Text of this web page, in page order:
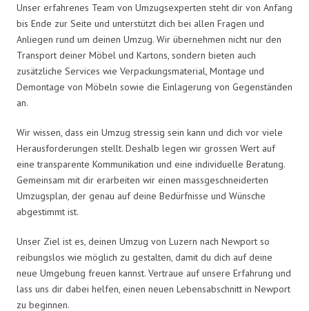
Unser erfahrenes Team von Umzugsexperten steht dir von Anfang
bis Ende zur Seite und unterstützt dich bei allen Fragen und
Anliegen rund um deinen Umzug. Wir übernehmen nicht nur den
Transport deiner Möbel und Kartons, sondern bieten auch
zusätzliche Services wie Verpackungsmaterial, Montage und
Demontage von Möbeln sowie die Einlagerung von Gegenständen
an.
Wir wissen, dass ein Umzug stressig sein kann und dich vor viele
Herausforderungen stellt. Deshalb legen wir grossen Wert auf
eine transparente Kommunikation und eine individuelle Beratung.
Gemeinsam mit dir erarbeiten wir einen massgeschneiderten
Umzugsplan, der genau auf deine Bedürfnisse und Wünsche
abgestimmt ist.
Unser Ziel ist es, deinen Umzug von Luzern nach Newport so
reibungslos wie möglich zu gestalten, damit du dich auf deine
neue Umgebung freuen kannst. Vertraue auf unsere Erfahrung und
lass uns dir dabei helfen, einen neuen Lebensabschnitt in Newport
zu beginnen.